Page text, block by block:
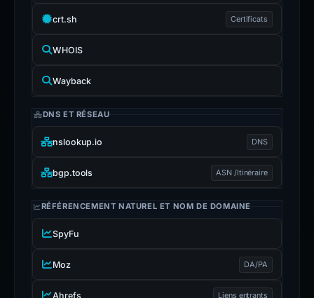
crt.sh Certificats
WHOIS
Wayback
DNS ET RÉSEAU
nslookup.io DNS
bgp.tools ASN /Itinéraire
RÉFÉRENCEMENT NATUREL ET NOM DE DOMAINE
SpyFu
Moz DA/PA
Ahrefs Liens entrants